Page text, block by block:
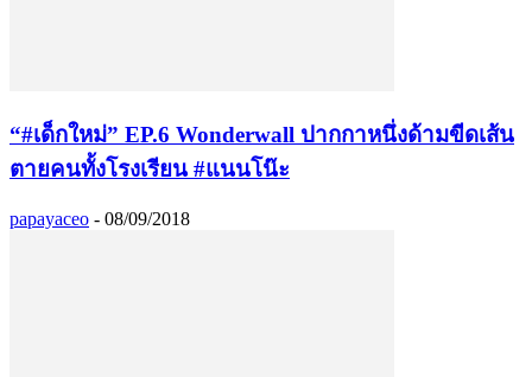
“#เด็กใหม่” EP.6 Wonderwall ปากกาหนึ่งด้ามขีดเส้น
ตายคนทั้งโรงเรียน #แนนโน๊ะ
papayaceo - 08/09/2018